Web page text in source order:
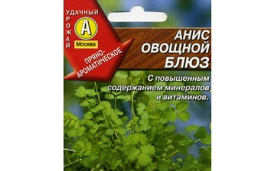
Выберите город
Обратный звонокЗаказать обратный звонок
Газонные травы, сидераты
Горшки, рассадники, аксессуары